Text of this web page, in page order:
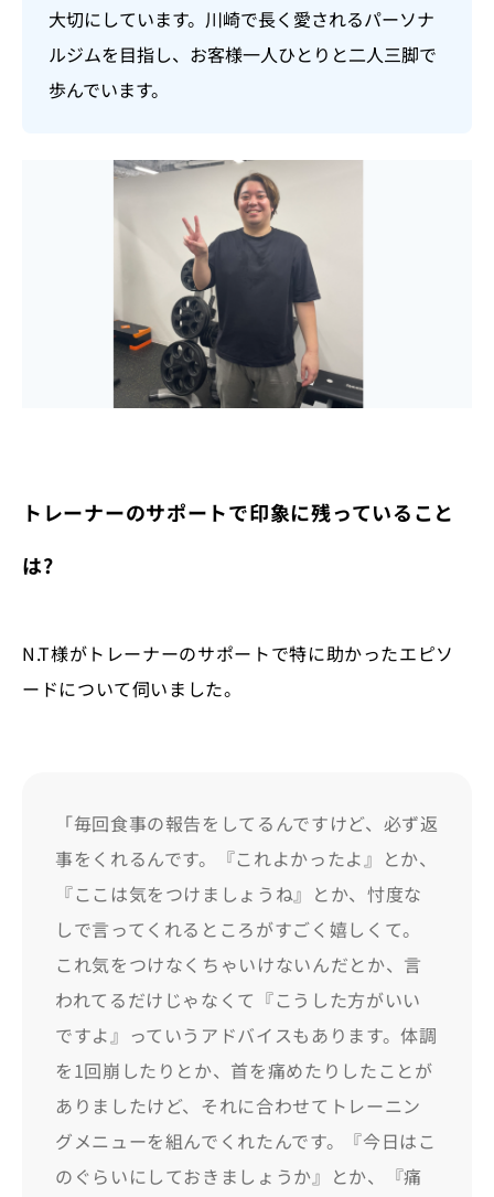
大切にしています。川崎で長く愛されるパーソナ
ルジムを目指し、お客様一人ひとりと二人三脚で
歩んでいます。
トレーナーのサポートで印象に残っていること
は?
N.T様がトレーナーのサポートで特に助かったエピソ
ードについて伺いました。
「毎回食事の報告をしてるんですけど、必ず返
事をくれるんです。『これよかったよ』とか、
『ここは気をつけましょうね』とか、忖度な
しで言ってくれるところがすごく嬉しくて。
これ気をつけなくちゃいけないんだとか、言
われてるだけじゃなくて『こうした方がいい
ですよ』っていうアドバイスもあります。体調
を1回崩したりとか、首を痛めたりしたことが
ありましたけど、それに合わせてトレーニン
グメニューを組んでくれたんです。『今日はこ
のぐらいにしておきましょうか』とか、『痛